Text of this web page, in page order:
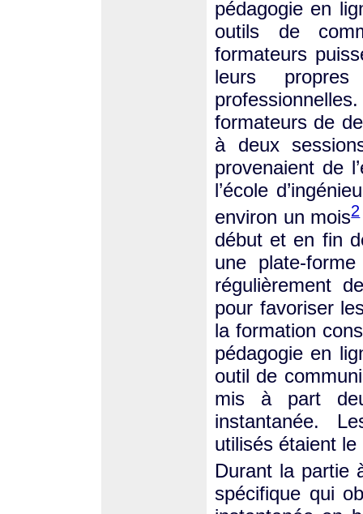
pédagogie en
outils de
formateurs
leurs
formateurs de
à deux
provenaient de
l’école
environ un mois2
début et en fin
une plate-
régulièrement
pour favoriser
la formation
pédagogie en
outil de
mis à part
instantanée.
utilisés étaient
Durant la partie
spécifique qui